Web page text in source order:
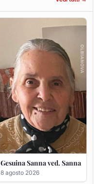
Gesuina Sanna ved. Sanna